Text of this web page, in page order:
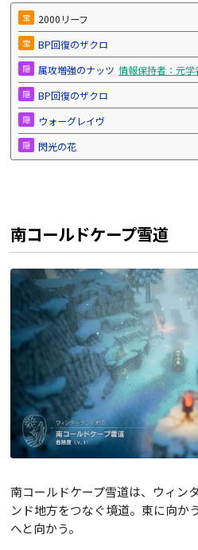
宝 2000リーフ
宝 BP回復のザクロ
隠 属攻増強のナッツ 情報保持者：元学
隠 BP回復のザクロ
隠 ウォーグレイヴ
隠 閃光の花
南コールドケープ雪道
南コールドケープ雪道は、ウィン
ンド地方をつなぐ境道。東に向か
へと向かう。